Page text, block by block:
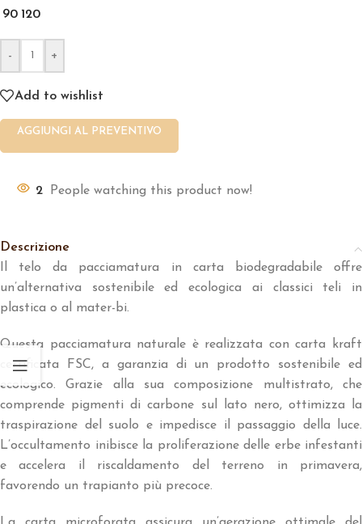
90 120
- +
Add to wishlist
AGGIUNGI AL PREVENTIVO
2 People watching this product now!
Descrizione
Il telo da pacciamatura in carta biodegradabile offre
un’alternativa sostenibile ed ecologica ai classici teli in
plastica o al mater-bi.
Questa pacciamatura naturale è realizzata con carta kraft
certificata FSC, a garanzia di un prodotto sostenibile ed
ecologico. Grazie alla sua composizione multistrato, che
comprende pigmenti di carbone sul lato nero, ottimizza la
traspirazione del suolo e impedisce il passaggio della luce.
L’occultamento inibisce la proliferazione delle erbe infestanti
e accelera il riscaldamento del terreno in primavera,
favorendo un trapianto più precoce.